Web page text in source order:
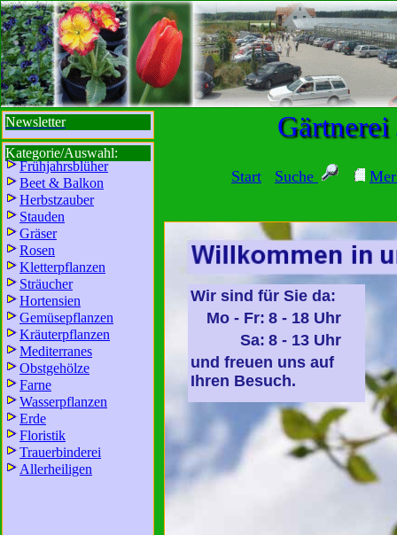
sbisbbib
Start Suche
Gärtnerei
Newsletter
Kategorie/Auswahl:
Frühjahrsblüher
Beet & Balkon
Herbstzauber
Stauden
Gräser
Rosen
Kletterpflanzen
Sträucher
Hortensien
Gemüsepflanzen
Kräuterpflanzen
Mediterranes
Obstgehölze
Farne
Wasserpflanzen
Erde
Floristik
Trauerbinderei
Allerheiligen
Wir sind für Sie da:
Mo - Fr: 8 - 18 Uhr
Sa: 8 - 13 Uhr
und freuen uns auf
Ihren Besuch.